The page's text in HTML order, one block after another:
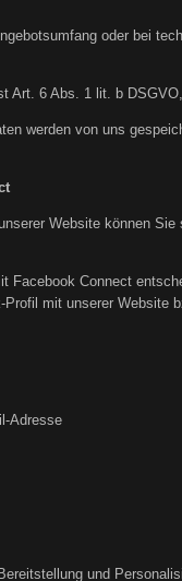
oder bei
Art. 6 Abs. 1 lit. b
werden von uns
Website können
Facebook Connect
mit unserer Website
Adresse
und